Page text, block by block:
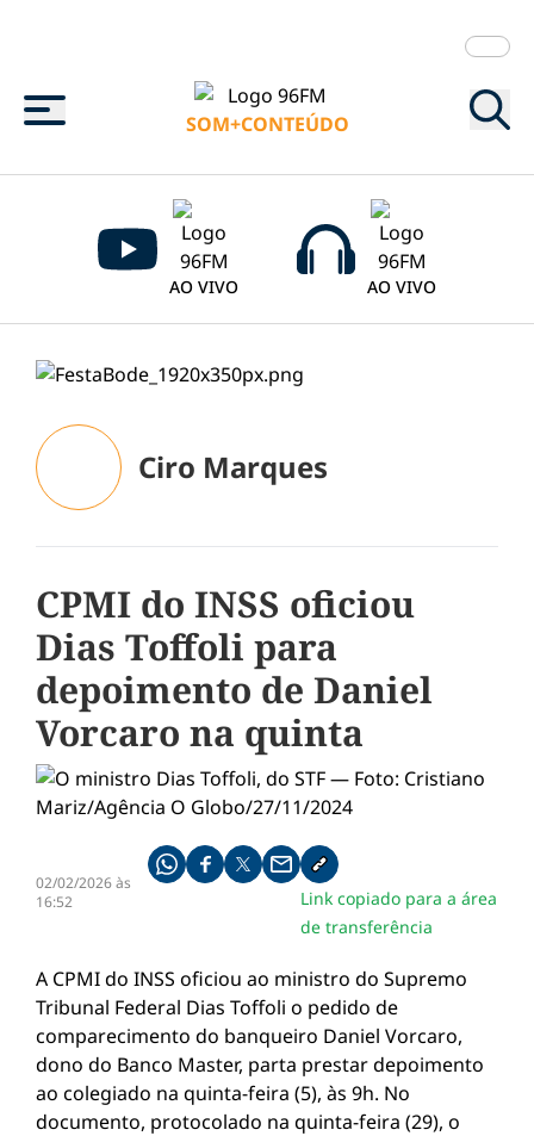
Menu
SOM+CONTEÚDO
AO VIVO AO VIVO
Ciro Marques
CPMI do INSS oficiou
Dias Toffoli para
depoimento de Daniel
Vorcaro na quinta
02/02/2026 às
16:52
Compartilhe pelo whatsapp
Compartilhar no facebook
Compartilhar no twitter
Compartilhe pelo email
Copiar link da notícia
Link copiado para a área
de transferência
A CPMI do INSS oficiou ao ministro do Supremo
Tribunal Federal Dias Toffoli o pedido de
comparecimento do banqueiro Daniel Vorcaro,
dono do Banco Master, parta prestar depoimento
ao colegiado na quinta-feira (5), às 9h. No
documento, protocolado na quinta-feira (29), o